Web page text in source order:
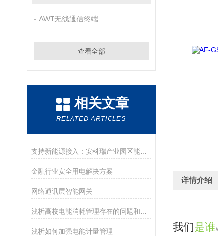
AWT无线通信终端
查看全部
相关文章
RELATED ARTICLES
支持新能源接入：安科瑞产业园区能源计费解决方案构建透明计费新生态
金融行业安全用电解决方案
网络通讯层智能网关
浅析如何加强电能计量管理
详情介绍
我们是谁